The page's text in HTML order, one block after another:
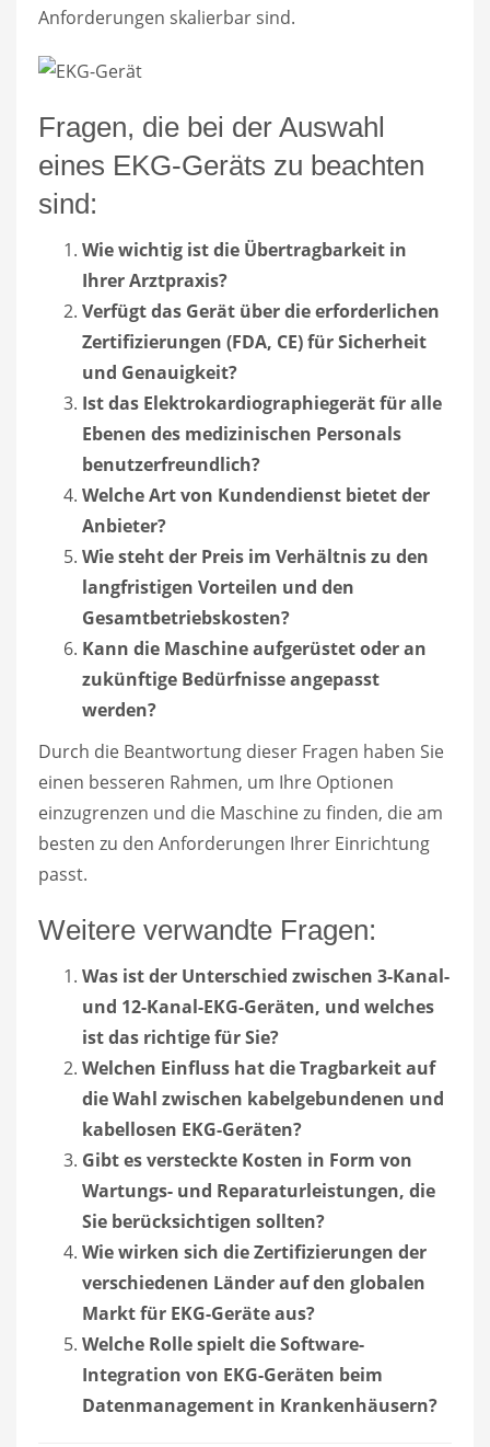
Anforderungen skalierbar sind.
Fragen, die bei der Auswahl
eines EKG-Geräts zu beachten
sind:
Wie wichtig ist die Übertragbarkeit in
Ihrer Arztpraxis?
Verfügt das Gerät über die erforderlichen
Zertifizierungen (FDA, CE) für Sicherheit
und Genauigkeit?
Ist das Elektrokardiographiegerät für alle
Ebenen des medizinischen Personals
benutzerfreundlich?
Welche Art von Kundendienst bietet der
Anbieter?
Wie steht der Preis im Verhältnis zu den
langfristigen Vorteilen und den
Gesamtbetriebskosten?
Kann die Maschine aufgerüstet oder an
zukünftige Bedürfnisse angepasst
werden?
Durch die Beantwortung dieser Fragen haben Sie
einen besseren Rahmen, um Ihre Optionen
einzugrenzen und die Maschine zu finden, die am
besten zu den Anforderungen Ihrer Einrichtung
passt.
Weitere verwandte Fragen:
Was ist der Unterschied zwischen 3-Kanal-
und 12-Kanal-EKG-Geräten, und welches
ist das richtige für Sie?
Welchen Einfluss hat die Tragbarkeit auf
die Wahl zwischen kabelgebundenen und
kabellosen EKG-Geräten?
Gibt es versteckte Kosten in Form von
Wartungs- und Reparaturleistungen, die
Sie berücksichtigen sollten?
Wie wirken sich die Zertifizierungen der
verschiedenen Länder auf den globalen
Markt für EKG-Geräte aus?
Welche Rolle spielt die Software-
Integration von EKG-Geräten beim
Datenmanagement in Krankenhäusern?